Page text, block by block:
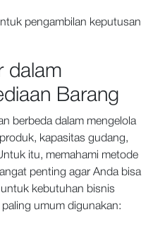
pengambilan keputusan
dalam
Barang
berbeda dalam mengelola
kapasitas gudang,
itu, memahami metode
penting agar Anda bisa
kebutuhan bisnis
umum digunakan: